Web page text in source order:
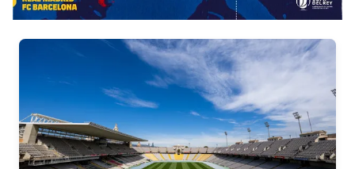
FC Barcelona club badge